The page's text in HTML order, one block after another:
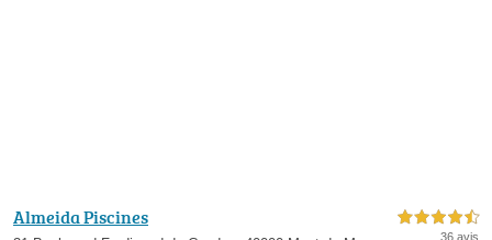
Almeida Piscines 4,5 étoiles sur 5
36 avis